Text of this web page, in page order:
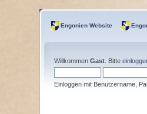
Engonien Website
WillkommenGast . Bitte
Einloggen mit Benutzername,